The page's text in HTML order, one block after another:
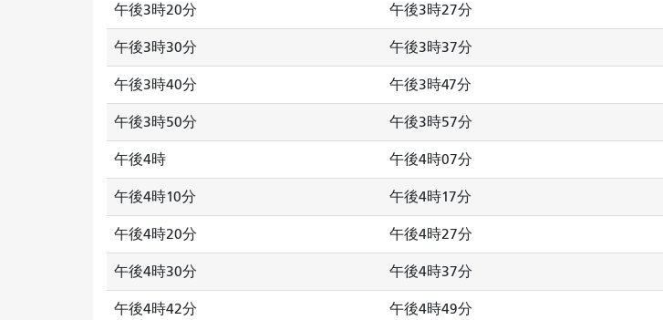
午後3時20分 午後3時27分
午後3時30分 午後3時37分
午後3時40分 午後3時47分
午後3時50分 午後3時57分
午後4時 午後4時07分
午後4時10分 午後4時17分
午後4時20分 午後4時27分
午後4時30分 午後4時37分
午後4時42分 午後4時49分